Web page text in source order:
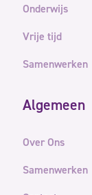
Onderwijs
Vrije tijd
Samenwerken
Algemeen
Over Ons
Samenwerken